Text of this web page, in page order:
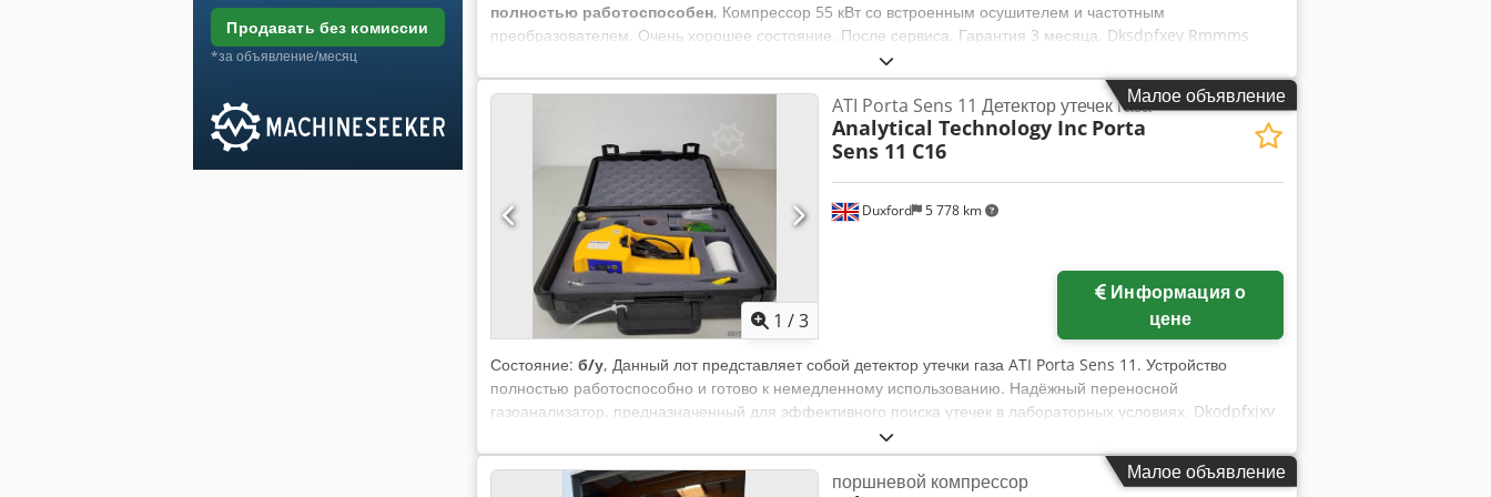
продавать без комиссии
*за объявление/месяц
полностью работоспособен, Компрессор 55 кВт со встроенным осушителем и частотным
преобразователем. Очень хорошее состояние. После сервиса. Гарантия 3 месяца. Dksdpfxev Rmmms
Малое объявление
1 /3
Duxford 5 778 km
ATI Porta Sens 11 Детектор утечек газа
Analytical Technology Inc Porta
Sens 11 C16
цене
Состояние: б/у, Данный лот представляет собой детектор утечки газа ATI Porta Sens 11. Устройство
полностью работоспособно и готово к немедленному использованию. Надёжный переносной
газоанализатор, предназначенный для эффективного поиска утечек в лабораторных условиях. Dkodpfxjxv
Dh Io Akver Отчёт о прозрачности и технический аудит: • Происхождение: Био-/Научно-исследовательское
учреждение • Состояние: С рабочего стола (Дезактивирован/Оригинал) • Проверка включения: Пройдено;
цифровой дисплей активен, подсветка работает, система вентиляции в рабочем состоянии. • Целостность:
Малое объявление
поршневой компрессор